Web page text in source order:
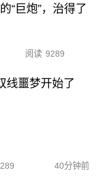
“巨炮”，治得了
阅读 9289
线噩梦开始了
40分钟前